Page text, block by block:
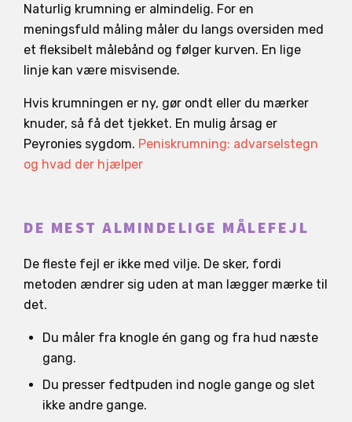
Naturlig krumning er almindelig. For en
meningsfuld måling måler du langs oversiden med
et fleksibelt målebånd og følger kurven. En lige
linje kan være misvisende.
Hvis krumningen er ny, gør ondt eller du mærker
knuder, så få det tjekket. En mulig årsag er
Peyronies sygdom. Peniskrumning: advarselstegn
og hvad der hjælper
DE MEST ALMINDELIGE MÅLEFEJL
De fleste fejl er ikke med vilje. De sker, fordi
metoden ændrer sig uden at man lægger mærke til
det.
Du måler fra knogle én gang og fra hud næste
gang.
Du presser fedtpuden ind nogle gange og slet
ikke andre gange.